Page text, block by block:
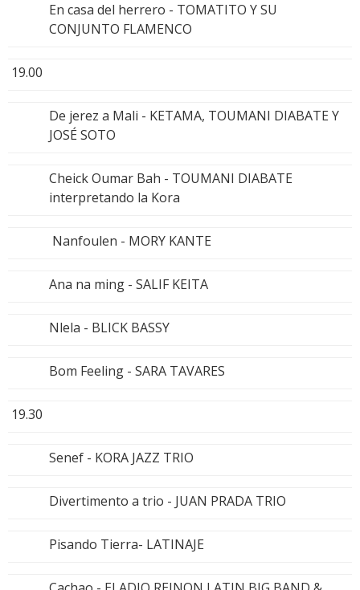
En casa del herrero - TOMATITO Y SU
CONJUNTO FLAMENCO
19.00
De jerez a Mali - KETAMA, TOUMANI DIABATE Y
JOSÉ SOTO
Cheick Oumar Bah - TOUMANI DIABATE
interpretando la Kora
Nanfoulen - MORY KANTE
Ana na ming - SALIF KEITA
Nlela - BLICK BASSY
Bom Feeling - SARA TAVARES
19.30
Senef - KORA JAZZ TRIO
Divertimento a trio - JUAN PRADA TRIO
Pisando Tierra- LATINAJE